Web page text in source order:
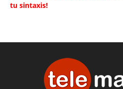
tu sintaxis!